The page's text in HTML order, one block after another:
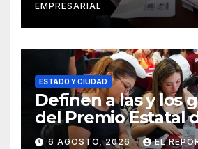
EMPRESARIAL
ESTADO Y CIUDAD
Definen a las y los
del Premio Estatal
Juventudes 2026
6 AGOSTO, 2026 EL